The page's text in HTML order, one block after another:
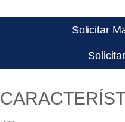
Solicitar